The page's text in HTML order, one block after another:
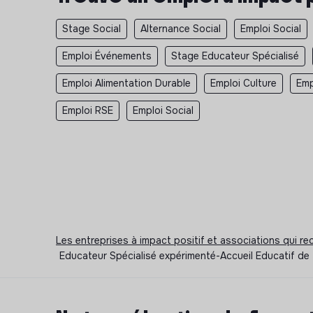
Stage Social Alternance Social Emploi Social
Emploi Événements Stage Educateur Spécialisé
Emploi Alimentation Durable Emploi Culture
Emploi RSE Emploi Social
Les entreprises à impact positif et associations qui
Educateur Spécialisé expérimenté-Accueil Educatif